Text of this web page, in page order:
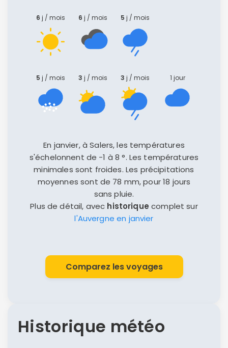
6 j / mois 6 j / mois 5 j / mois
5 j / mois 3 j / mois 3 j / mois 1 jour
En janvier, à Salers, les températures
s'échelonnent de -1 à 8 °. Les températures
minimales sont froides. Les précipitations
moyennes sont de 78 mm, pour 18 jours
sans pluie.
Plus de détail, avec historique complet sur
l'Auvergne en janvier
Comparez les voyages
Historique météo